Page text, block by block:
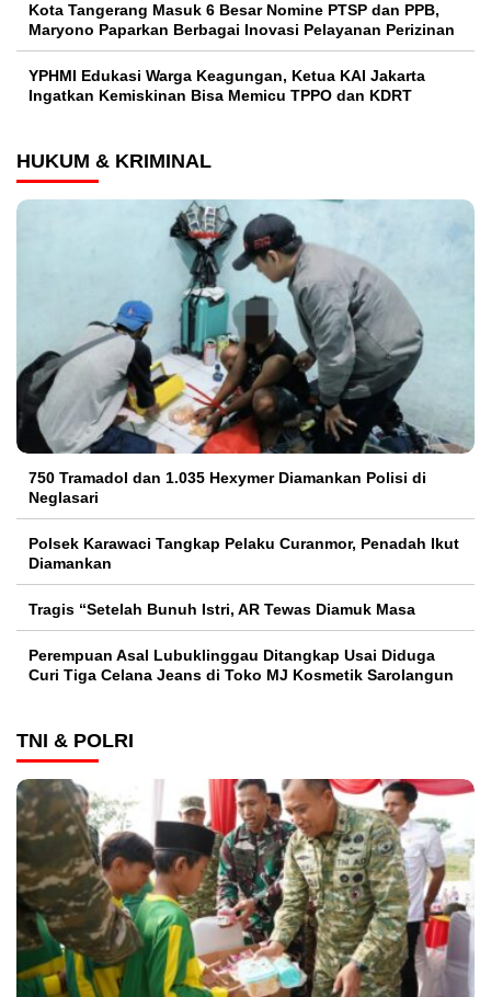
Kota Tangerang Masuk 6 Besar Nomine PTSP dan PPB,
Maryono Paparkan Berbagai Inovasi Pelayanan Perizinan
YPHMI Edukasi Warga Keagungan, Ketua KAI Jakarta
Ingatkan Kemiskinan Bisa Memicu TPPO dan KDRT
HUKUM & KRIMINAL
750 Tramadol dan 1.035 Hexymer Diamankan Polisi di
Neglasari
Polsek Karawaci Tangkap Pelaku Curanmor, Penadah Ikut
Diamankan
Tragis “Setelah Bunuh Istri, AR Tewas Diamuk Masa
Perempuan Asal Lubuklinggau Ditangkap Usai Diduga
Curi Tiga Celana Jeans di Toko MJ Kosmetik Sarolangun
TNI & POLRI